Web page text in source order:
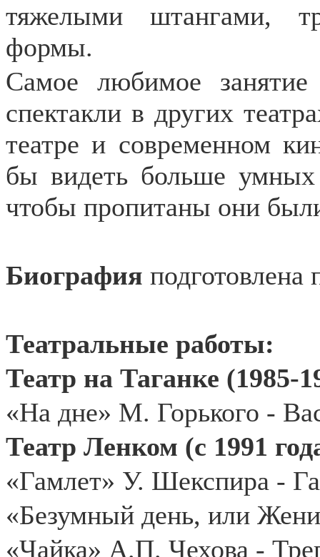
тяжелыми штангами,
формы.
Самое любимое
спектакли в других
театре и современном
бы видеть больше умных
чтобы пропитаны они
Биография
Театральные работы:
Театр на Таганке (1985-
«На дне» М. Горького -
Театр Ленком (с 1991
«Гамлет» У. Шекспира -
«Безумный день, или
«Чайка» А.П. Чехова -